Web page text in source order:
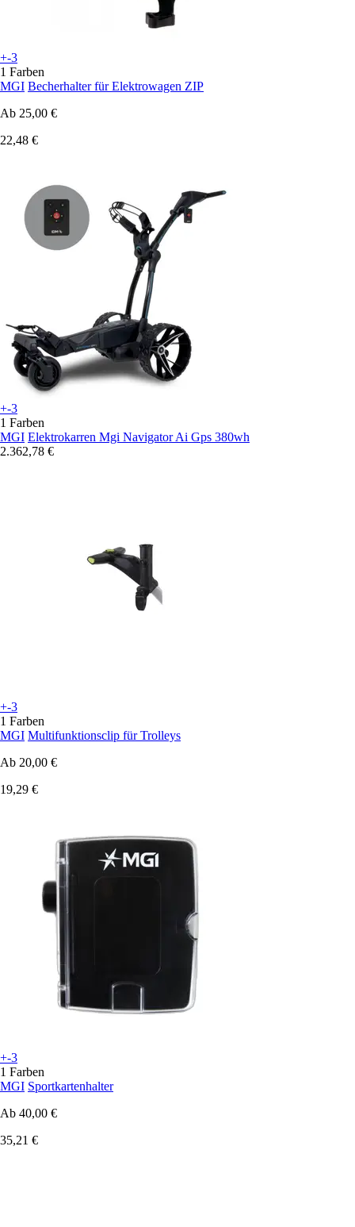
+-3
1 Farben
MGI Becherhalter für Elektrowagen ZIP
Ab 25,00 €
22,48 €
+-3
1 Farben
MGI Elektrokarren Mgi Navigator Ai Gps 380wh
2.362,78 €
+-3
1 Farben
MGI Multifunktionsclip für Trolleys
Ab 20,00 €
19,29 €
+-3
1 Farben
MGI Sportkartenhalter
Ab 40,00 €
35,21 €